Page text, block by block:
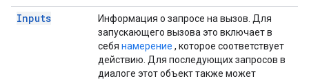
Inputs
Информация о запросе на вызов. Для
запускающего вызова это включает в
себя намерение , которое соответствует
действию. Для последующих запросов в
диалоге этот объект также может